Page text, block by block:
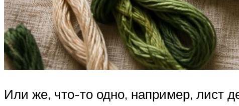
Или же, что-то одно, например, лист